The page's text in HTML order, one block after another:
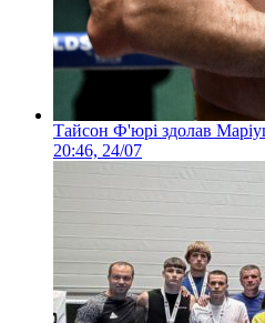
Тайсон Ф'юрі здолав
20:46, 24/07